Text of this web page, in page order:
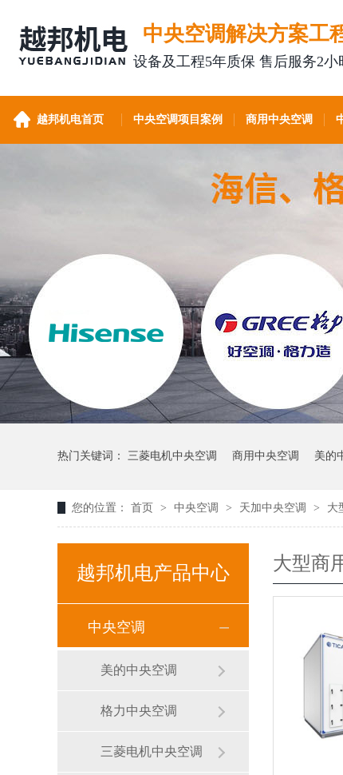
中央空调解决方案工
设备及工程5年质保 售后服务2小
越邦机电首页 中央空调项目案例 商用中央空调
热门关键词： 三菱电机中央空调 商用中央空调 美的
您的位置： 首页 > 中央空调 > 天加中央空调 > 大
越邦机电产品中心
中央空调
美的中央空调
格力中央空调
三菱电机中央空调
大型商